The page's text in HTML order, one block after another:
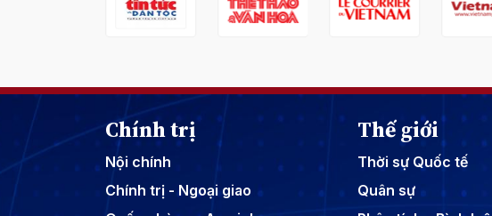
Chính trị
Nội chính
Chính trị - Ngoại giao
Thế giới
Thời sự Quốc tế
Quân sự